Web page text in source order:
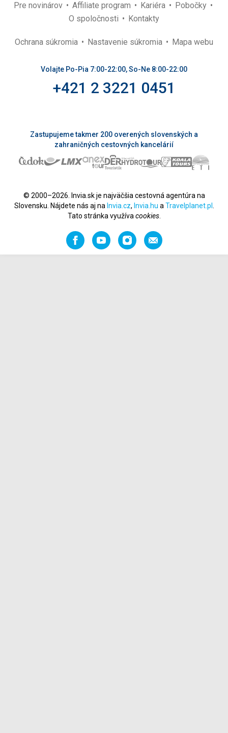
Pre novinárov Affiliate program Kariéra
Pobočky
O spoločnosti
Kontakty
Ochrana súkromia Nastavenie súkromia Mapa webu
Volajte Po-Pia 7:00-22:00, So-Ne 8:00-22:00
+421 2 3221 0451
Zastupujeme takmer 200 overených slovenských a
zahraničných cestovných kancelárií
© 2000–2026. Invia.sk je najväčšia cestovná agentúra na
Slovensku. Nájdete nás aj na Invia.cz, Invia.hu a Travelplanet.pl
Tato stránka využíva cookies.
FacebookYouTubeInstagramOdporučiť